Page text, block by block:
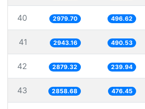
40 2979.70 496.62
41 2943.16 490.53
42 2879.32 239.94
43 2858.68 476.45